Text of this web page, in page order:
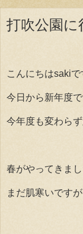
打吹公園に
こんにちはsakiで
今日から新年度で
今年度も変わら
春がやってきまし
まだ肌寒いです